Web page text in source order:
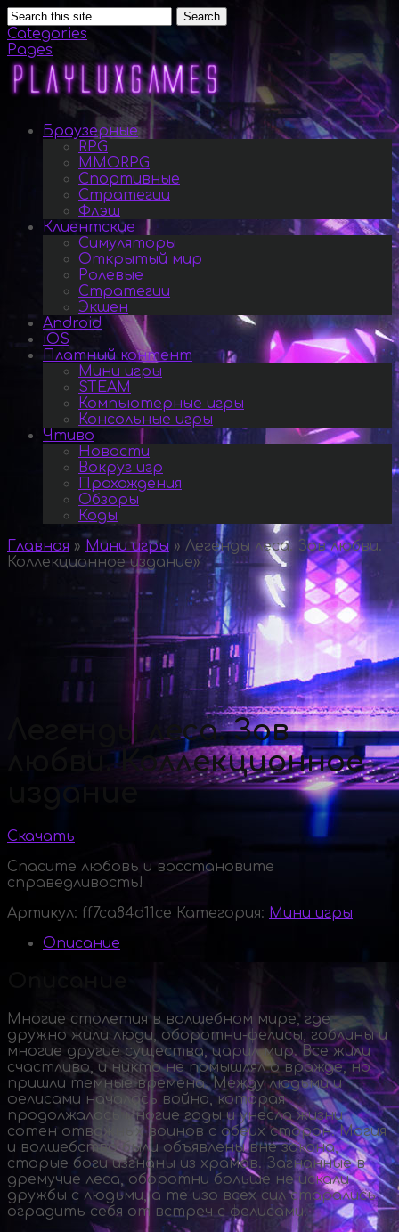
Search
Categories
Pages
Браузерные
RPG
MMORPG
Спортивные
Стратегии
Флэш
Клиентские
Симуляторы
Открытый мир
Ролевые
Стратегии
Экшен
Android
iOS
Платный контент
Мини игры
STEAM
Компьютерные игры
Консольные игры
Чтиво
Новости
Вокруг игр
Прохождения
Обзоры
Коды
Главная » Мини игры » Легенды леса. Зов любви.
Коллекционное издание»
Легенды леса. Зов
любви. Коллекционное
Скачать
Спасите любовь и восстановите
справедливость!
Артикул: ff7ca84d11ce Категория: Мини игры
Описание
Многие столетия в волшебном мире, где
дружно жили люди, оборотни-фелисы, гоблины и
многие другие существа, царил мир. Все жили
счастливо, и никто не помышлял о вражде, но
пришли темные времена. Между людьми и
фелисами началась война, которая
продолжалась многие годы и унесла жизни
сотен отважных воинов с обеих сторон. Магия
и волшебство были объявлены вне закона,
старые боги изгнаны из храмов. Загнанные в
дремучие леса, оборотни больше не искали
дружбы с людьми, а те изо всех сил старались
оградить себя от встреч с фелисами.